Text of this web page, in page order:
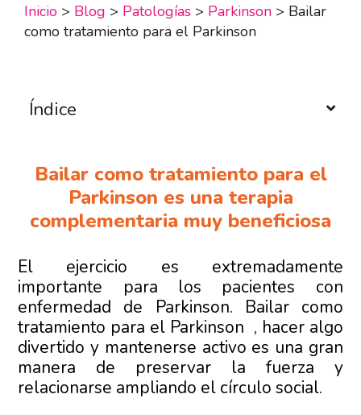
Inicio > Blog > Patologías > Parkinson > Bailar
como tratamiento para el Parkinson
Índice
Bailar como tratamiento para el
Parkinson es una terapia
complementaria muy beneficiosa
El ejercicio es extremadamente
importante para los pacientes con
enfermedad de Parkinson. Bailar como
tratamiento para el Parkinson , hacer algo
divertido y mantenerse activo es una gran
manera de preservar la fuerza y
relacionarse ampliando el círculo social.